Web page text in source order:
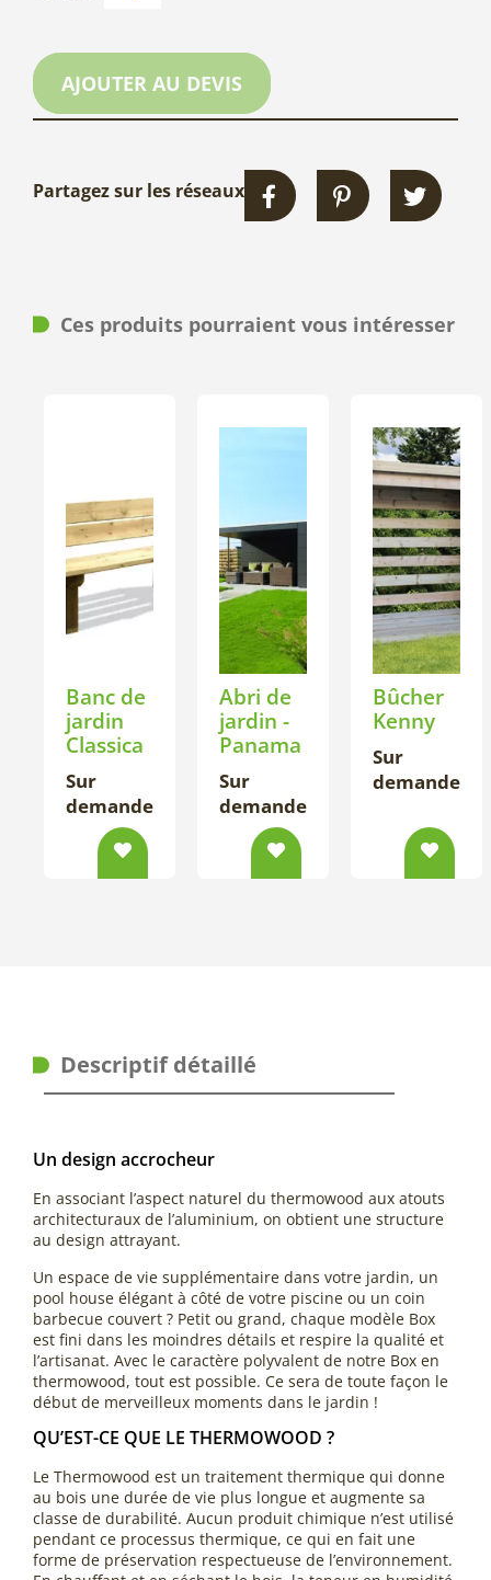
AJOUTER AU DEVIS
Partagez sur les réseaux
Ces produits pourraient vous intéresser
Banc de
jardin
Classica
Sur
demande
Abri de
jardin -
Panama
Sur
demande
Bûcher
Kenny
Sur
demande
Descriptif détaillé
Un design accrocheur
En associant l’aspect naturel du thermowood aux atouts
architecturaux de l’aluminium, on obtient une structure
au design attrayant.
Un espace de vie supplémentaire dans votre jardin, un
pool house élégant à côté de votre piscine ou un coin
barbecue couvert ? Petit ou grand, chaque modèle Box
est fini dans les moindres détails et respire la qualité et
l’artisanat. Avec le caractère polyvalent de notre Box en
thermowood, tout est possible. Ce sera de toute façon le
début de merveilleux moments dans le jardin !
QU’EST-CE QUE LE THERMOWOOD ?
Le Thermowood est un traitement thermique qui donne
au bois une durée de vie plus longue et augmente sa
classe de durabilité. Aucun produit chimique n’est utilisé
pendant ce processus thermique, ce qui en fait une
forme de préservation respectueuse de l’environnement.